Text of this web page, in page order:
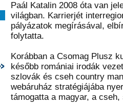
Látogasson el videótárunkba!
Paál Katalin 2008 óta van
világban. Karrierjét
pályázatok megírásával,
folytatta.
Korábban a Csomag Plusz
később romániai irodák
szlovák és cseh country
webáruház stratégiájába
támogatta a magyar, a